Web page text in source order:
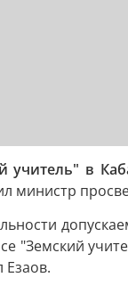
учитель" в
министр
"Земский
Езаов.